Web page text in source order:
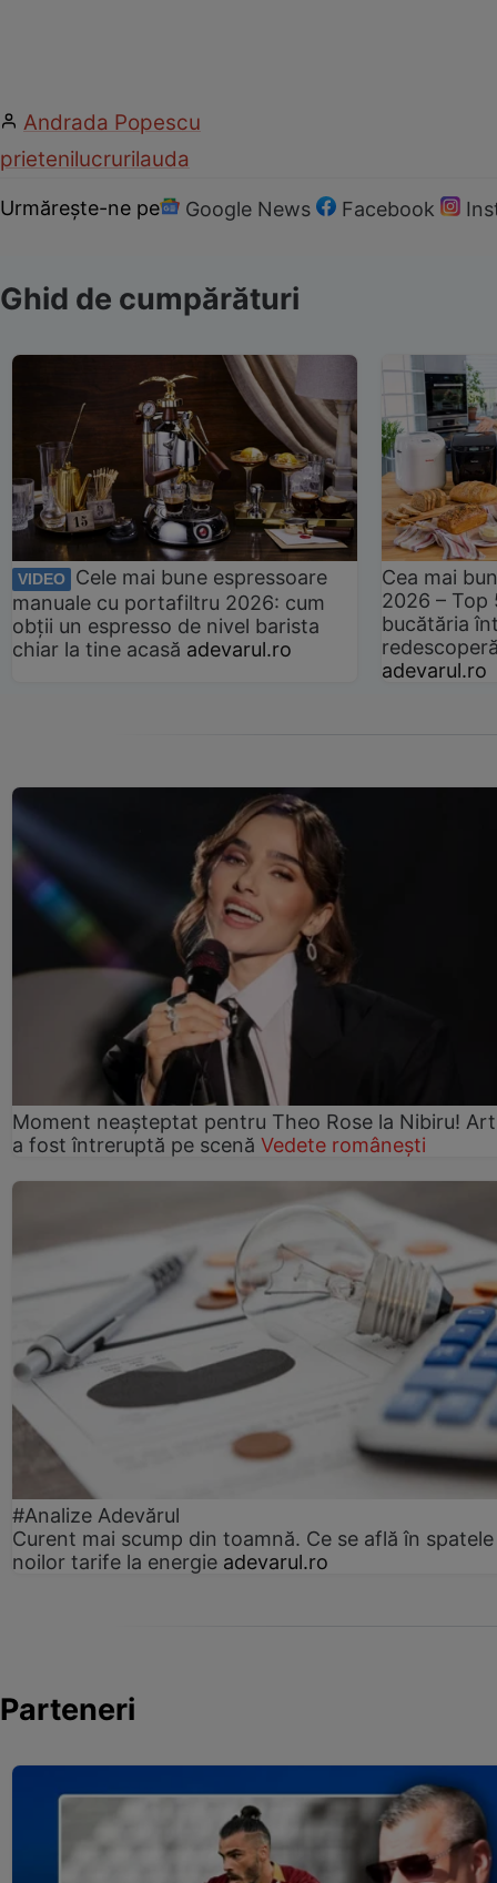
Andrada Popescu
prietenilucrurilauda
Urmărește-ne pe Google News Facebook
Ghid de cumpărături
VIDEO
Cele mai bune espressoare
manuale cu portafiltru 2026: cum
obții un espresso de nivel barista
chiar la tine acasă adevarul.ro
Cea mai
2026 –
bucătăria
adevarul.ro
Moment neașteptat pentru Theo Rose la Nibiru!
a fost întreruptă pe scenă Vedete românești
#Analize Adevărul
Curent mai scump din toamnă. Ce se află în spatele
noilor tarife la energie adevarul.ro
Parteneri